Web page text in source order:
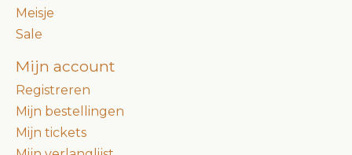
Meisje
Sale
Mijn account
Registreren
Mijn bestellingen
Mijn tickets